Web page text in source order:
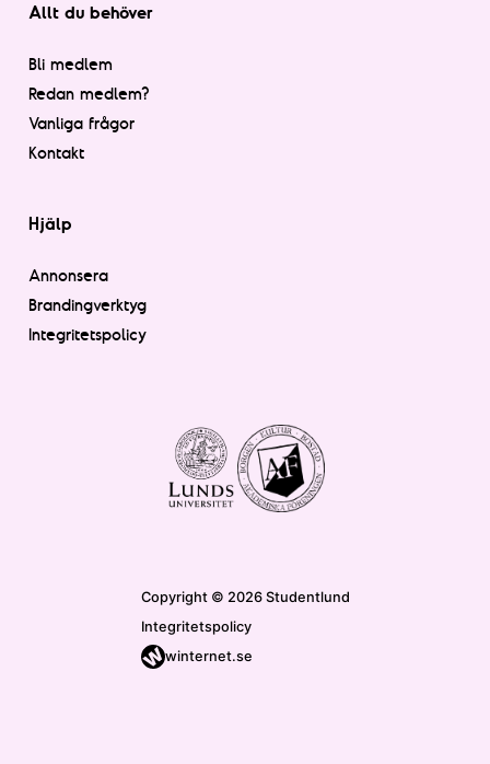
Allt du behöver
Bli medlem
Redan medlem?
Vanliga frågor
Kontakt
Hjälp
Annonsera
Brandingverktyg
Integritetspolicy
Copyright © 2026 Studentlund
Integritetspolicy
winternet.se